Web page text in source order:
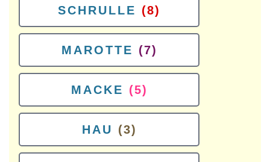
SCHRULLE (8)
MAROTTE (7)
MACKE (5)
HAU (3)